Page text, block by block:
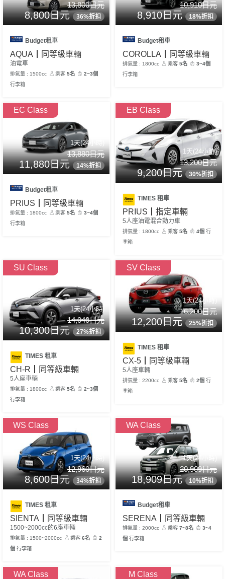
13,800日元
8,800日元 36%折扣
Budget租車
AQUA┃同等級車輛
油電車
排氣量 : 1500cc 乘客5名
2~3個
行李箱
10,910日元
8,910日元 18%折扣
Budget租車
COROLLA┃同等級車輛
排氣量 : 1800cc 乘客5名
3~4個
行李箱
EC Class
1天(24小時)
13,880日元
11,880日元 14%折扣
Budget租車
PRIUS┃同等級車輛
排氣量 : 1800cc 乘客5名
3~4個
行李箱
EB Class
1天(24小時)
13,200日元
9,200日元 30%折扣
TIMES 租車
PRIUS┃指定車輛
5人座油電混合動力車
排氣量 : 1800cc 乘客5名 4個 行
李箱
SU Class
1天(24小時)
14,040日元
10,300日元 27%折扣
TIMES 租車
CH-R┃同等級車輛
5人座車輛
排氣量 : 1800cc 乘客5名
2~3個
行李箱
SV Class
1天(24小時)
16,200日元
12,200日元 25%折扣
TIMES 租車
CX-5┃同等級車輛
5人座車輛
排氣量 : 2200cc 乘客5名 2個 行
李箱
WS Class
1天(24小時)
12,960日元
8,600日元 34%折扣
TIMES 租車
SIENTA┃同等級車輛
1500~2000cc的6座車輛
排氣量 : 1500~2000cc 乘客6名
2
個 行李箱
WA Class
1天(24小時)
20,909日元
18,909日元 10%折扣
Budget租車
SERENA┃同等級車輛
排氣量 : 2000cc 乘客7~8名
3~4
個 行李箱
WA Class M Class